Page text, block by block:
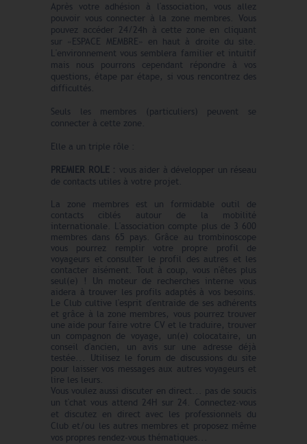
Après votre adhésion à l'association, vous allez
pouvoir vous connecter à la zone membres. Vous
pouvez accéder 24/24h à cette zone en cliquant
sur «ESPACE MEMBRE» en haut à droite du site.
L'environnement vous semblera familier et intuitif
mais nous pourrons cependant répondre à vos
questions, étape par étape, si vous rencontrez des
difficultés.
Seuls les membres (particuliers) peuvent se
connecter à cette zone.
Elle a un triple rôle :
PREMIER ROLE : vous aider à développer un réseau
de contacts utiles à votre projet.
La zone membres est un formidable outil de
contacts ciblés autour de la mobilité
internationale. L'association compte plus de 3 600
membres dans 65 pays. Grâce au trombinoscope
vous pourrez remplir votre propre profil de
voyageurs et consulter le profil des autres et les
contacter aisément. Tout à coup, vous n'êtes plus
seul(e) ! Un moteur de recherches interne vous
aidera à trouver les profils adaptés à vos besoins.
Le Club cultive l'esprit d'entraide de ses adhérents
et grâce à la zone membres, vous pourrez trouver
une aide pour faire votre CV et le traduire, trouver
un compagnon de voyage, un(e) colocataire, un
conseil d'ancien, un avis sur une adresse déjà
testée... Utilisez le forum de discussions du site
pour laisser vos messages aux autres voyageurs et
lire les leurs.
Vous voulez aussi discuter en direct... pas de soucis
un t'chat vous attend 24H sur 24. Connectez-vous
et discutez en direct avec les professionnels du
Club et/ou les autres membres et proposez même
vos propres rendez-vous thématiques...